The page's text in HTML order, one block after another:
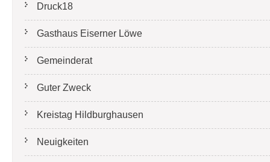
Druck18
Gasthaus Eiserner Löwe
Gemeinderat
Guter Zweck
Kreistag Hildburghausen
Neuigkeiten